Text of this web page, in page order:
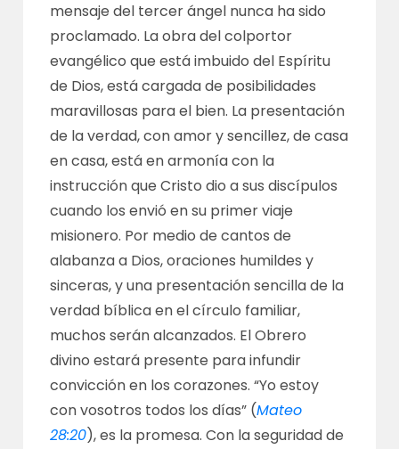
mensaje del tercer ángel nunca ha sido
proclamado. La obra del colportor
evangélico que está imbuido del Espíritu
de Dios, está cargada de posibilidades
maravillosas para el bien. La presentación
de la verdad, con amor y sencillez, de casa
en casa, está en armonía con la
instrucción que Cristo dio a sus discípulos
cuando los envió en su primer viaje
misionero. Por medio de cantos de
alabanza a Dios, oraciones humildes y
sinceras, y una presentación sencilla de la
verdad bíblica en el círculo familiar,
muchos serán alcanzados. El Obrero
divino estará presente para infundir
convicción en los corazones. “Yo estoy
con vosotros todos los días” (Mateo
28:20), es la promesa. Con la seguridad de